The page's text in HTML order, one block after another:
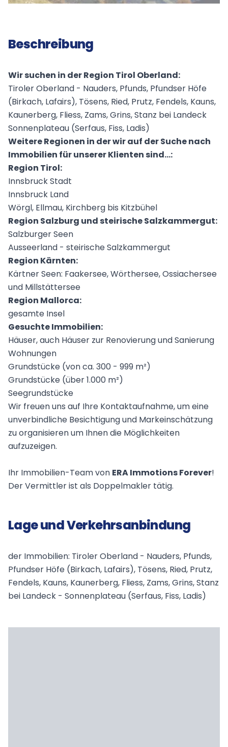
Beschreibung
Wir suchen in der Region Tirol Oberland:
Tiroler Oberland - Nauders, Pfunds, Pfundser Höfe
(Birkach, Lafairs), Tösens, Ried, Prutz, Fendels, Kauns,
Kaunerberg, Fliess, Zams, Grins, Stanz bei Landeck
Sonnenplateau (Serfaus, Fiss, Ladis)
Weitere Regionen in der wir auf der Suche nach
Immobilien für unserer Klienten sind...:
Region Tirol:
Innsbruck Stadt
Innsbruck Land
Wörgl, Ellmau, Kirchberg bis Kitzbühel
Region Salzburg und steirische Salzkammergut:
Salzburger Seen
Ausseerland - steirische Salzkammergut
Region Kärnten:
Kärtner Seen: Faakersee, Wörthersee, Ossiachersee
und Millstättersee
Region Mallorca:
gesamte Insel
Gesuchte Immobilien:
Häuser, auch Häuser zur Renovierung und Sanierung
Wohnungen
Grundstücke (von ca. 300 - 999 m²)
Grundstücke (über 1.000 m²)
Seegrundstücke
Wir freuen uns auf Ihre Kontaktaufnahme, um eine
unverbindliche Besichtigung und Markeinschätzung
zu organisieren um Ihnen die Möglichkeiten
aufzuzeigen.
Ihr Immobilien-Team von ERA Immotions Forever!
Der Vermittler ist als Doppelmakler tätig.
Lage und Verkehrsanbindung
der Immobilien: Tiroler Oberland - Nauders, Pfunds,
Pfundser Höfe (Birkach, Lafairs), Tösens, Ried, Prutz,
Fendels, Kauns, Kaunerberg, Fliess, Zams, Grins, Stanz
bei Landeck - Sonnenplateau (Serfaus, Fiss, Ladis)